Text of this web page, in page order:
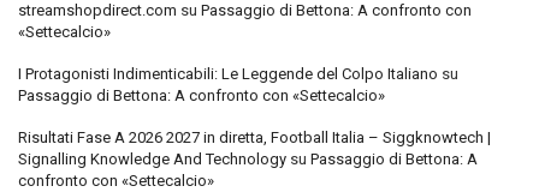
streamshopdirect.com su Passaggio di Bettona: A confronto con
«Settecalcio»
I Protagonisti Indimenticabili: Le Leggende del Colpo Italiano su
Passaggio di Bettona: A confronto con «Settecalcio»
Risultati Fase A 2026 2027 in diretta, Football Italia – Siggknowtech |
Signalling Knowledge And Technology su Passaggio di Bettona: A
confronto con «Settecalcio»